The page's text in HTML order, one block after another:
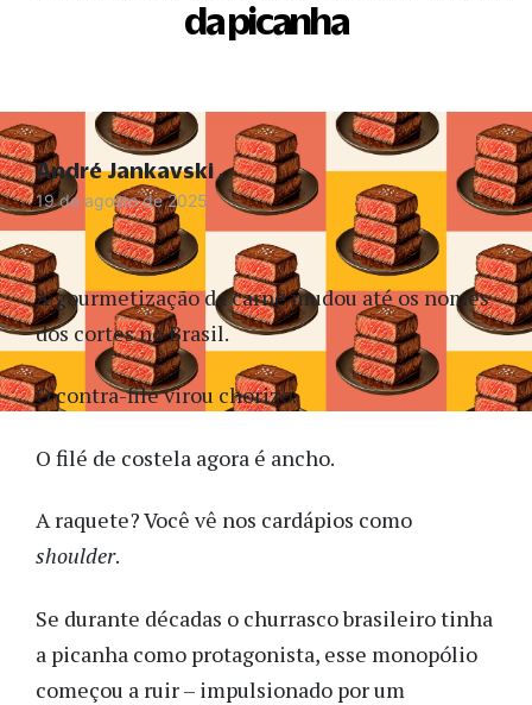
da picanha
19 de agosto de 2025
A gourmetização da carne mudou até os nomes
dos cortes no Brasil.
O contra-filé virou chorizo.
O filé de costela agora é ancho.
A raquete? Você vê nos cardápios como
shoulder.
Se durante décadas o churrasco brasileiro tinha
a picanha como protagonista, esse monopólio
começou a ruir – impulsionado por um
André Jankavski